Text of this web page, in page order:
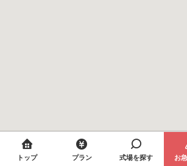
トップ プラン 式場を探す お